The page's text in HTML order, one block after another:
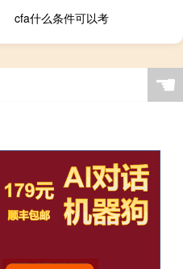
cfa什么条件可以考
☚